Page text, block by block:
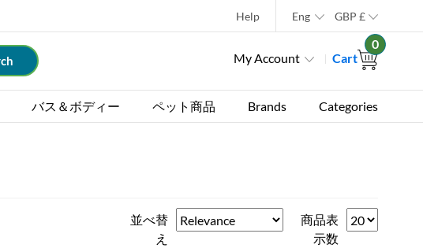
Help Eng GBP £
My Account Cart
0
バス＆ボディー ペット商品 Brands Categories
並べ替
え
商品表
示数